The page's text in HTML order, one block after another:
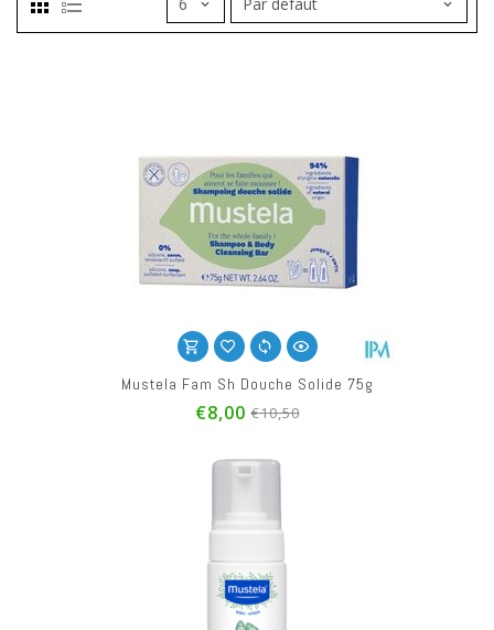
Mustela Fam Sh Douche Solide 75g
€8,00 €10,50